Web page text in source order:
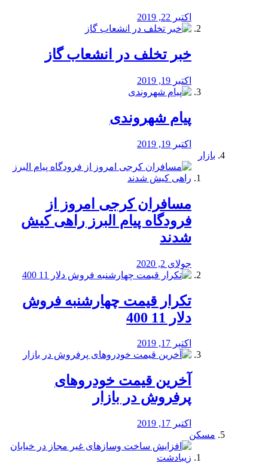
اکتبر 22, 2019
خبر تخلف در انشعاب گاز
اکتبر 19, 2019
پیام شهروندی
اکتبر 19, 2019
بازار
مسافران کرجی امروز از
فرودگاه پیام البرز راهی کیش
شدند
جولای 2, 2020
تکرار قیمت چهارشنبه فروش
دلار 11 400
اکتبر 17, 2019
آخرین قیمت خودرو‌های
پرفروش در بازار
اکتبر 17, 2019
مسکن